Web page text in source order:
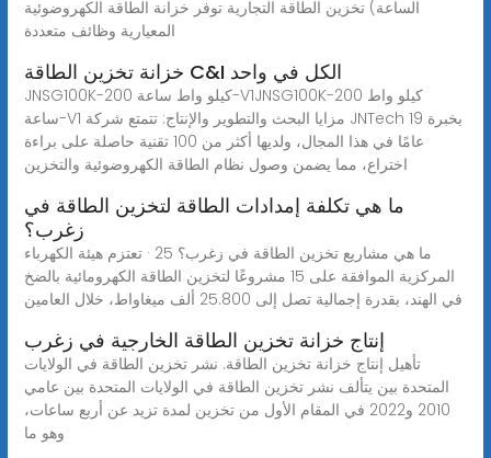
الساعة) تخزين الطاقة التجارية توفر خزانة الطاقة الكهروضوئية
المعيارية وظائف متعددة
خزانة تخزين الطاقة C&I الكل في واحد
JNSG100K-200 كيلو واط ساعة-V1JNSG100K-200 كيلو واط
ساعة-V1 مزايا البحث والتطوير والإنتاج: تتمتع شركة JNTech بخبرة 19
عامًا في هذا المجال، ولديها أكثر من 100 تقنية حاصلة على براءة
اختراع، مما يضمن وصول نظام الطاقة الكهروضوئية والتخزين
ما هي تكلفة إمدادات الطاقة لتخزين الطاقة في
زغرب؟
ما هي مشاريع تخزين الطاقة في زغرب؟ 25 · تعتزم هيئة الكهرباء
المركزية الموافقة على 15 مشروعًا لتخزين الطاقة الكهرومائية بالضخ
في الهند، بقدرة إجمالية تصل إلى 25.800 ألف ميغاواط، خلال العامين
إنتاج خزانة تخزين الطاقة الخارجية في زغرب
تأهيل إنتاج خزانة تخزين الطاقة. نشر تخزين الطاقة في الولايات
المتحدة بين يتألف نشر تخزين الطاقة في الولايات المتحدة بين عامي
2010 و2022 في المقام الأول من تخزين لمدة تزيد عن أربع ساعات،
وهو ما